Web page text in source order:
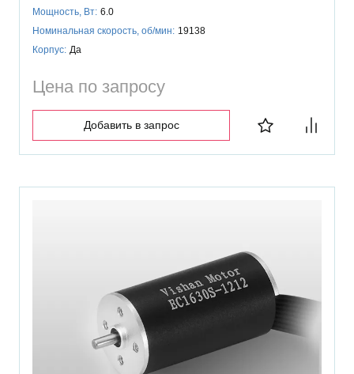
Мощность, Вт: 6.0
Номинальная скорость, об/мин: 19138
Корпус: Да
Цена по запросу
Добавить в запрос